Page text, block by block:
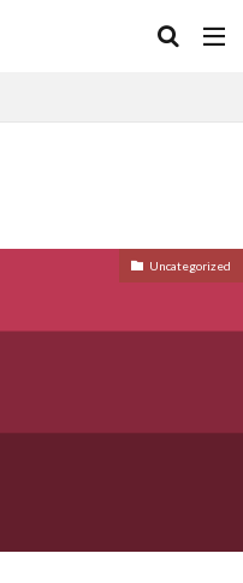
Uncategorized